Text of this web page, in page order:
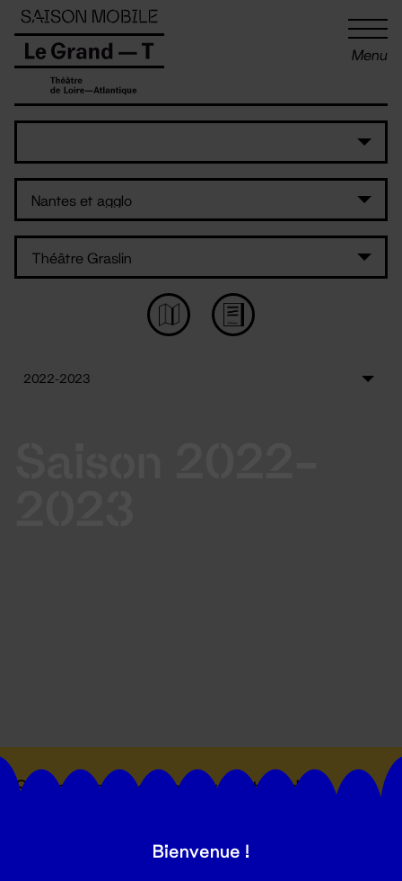
Menu
Suivez toutes les actualités du
Panneau de gestion des cookies
Bienvenue !